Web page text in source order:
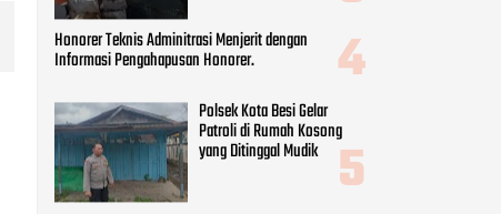
Honorer Teknis Adminitrasi Menjerit dengan
Informasi Pengahapusan Honorer.
Polsek Kota Besi Gelar
Patroli di Rumah Kosong
yang Ditinggal Mudik